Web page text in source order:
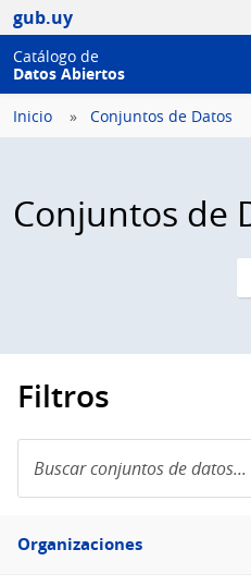
gub.uy
Catálogo de
Datos Abiertos
Inicio Conjuntos de Datos
Conjuntos de
Filtros
conjuntos
de
Filtro
Organizaciones
Organizaciones